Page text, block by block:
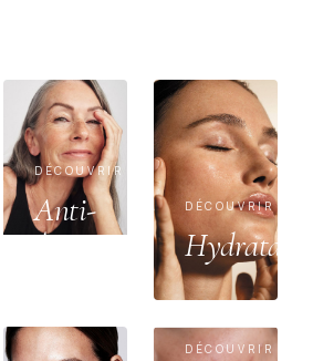
DÉCOUVRIR
Anti-
âge
DÉCOUVRIR
DÉCOUVRIR